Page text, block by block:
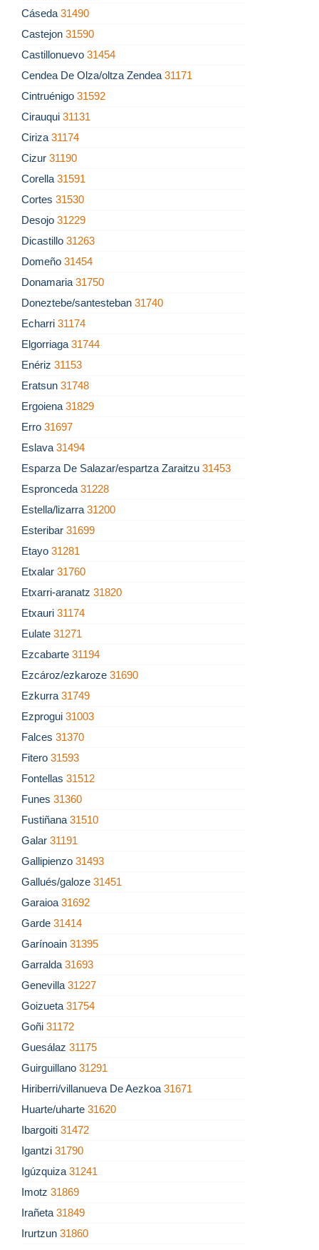
Cáseda 31490
Castejon 31590
Castillonuevo 31454
Cendea De Olza/oltza Zendea 31171
Cintruénigo 31592
Cirauqui 31131
Ciriza 31174
Cizur 31190
Corella 31591
Cortes 31530
Desojo 31229
Dicastillo 31263
Domeño 31454
Donamaria 31750
Doneztebe/santesteban 31740
Echarri 31174
Elgorriaga 31744
Enériz 31153
Eratsun 31748
Ergoiena 31829
Erro 31697
Eslava 31494
Esparza De Salazar/espartza Zaraitzu 31453
Espronceda 31228
Estella/lizarra 31200
Esteribar 31699
Etayo 31281
Etxalar 31760
Etxarri-aranatz 31820
Etxauri 31174
Eulate 31271
Ezcabarte 31194
Ezcároz/ezkaroze 31690
Ezkurra 31749
Ezprogui 31003
Falces 31370
Fitero 31593
Fontellas 31512
Funes 31360
Fustiñana 31510
Galar 31191
Gallipienzo 31493
Gallués/galoze 31451
Garaioa 31692
Garde 31414
Garínoain 31395
Garralda 31693
Genevilla 31227
Goizueta 31754
Goñi 31172
Guesálaz 31175
Guirguillano 31291
Hiriberri/villanueva De Aezkoa 31671
Huarte/uharte 31620
Ibargoiti 31472
Igantzi 31790
Igúzquiza 31241
Imotz 31869
Irañeta 31849
Irurtzun 31860